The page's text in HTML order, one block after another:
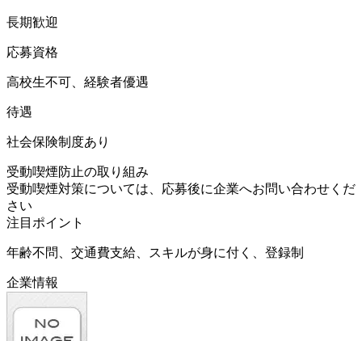
長期歓迎
応募資格
高校生不可、経験者優遇
待遇
社会保険制度あり
受動喫煙防止の取り組み
受動喫煙対策については、応募後に企業へお問い合わせくだ
さい
注目ポイント
年齢不問、交通費支給、スキルが身に付く、登録制
企業情報